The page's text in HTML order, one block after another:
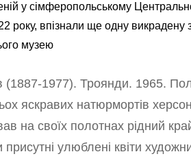
у сімферопольському
року, впізнали ще одну викрадену
музею
(1887-1977). Троянди. 1965.
яскравих натюрмортів
на своїх полотнах рідний
улюблені квіти